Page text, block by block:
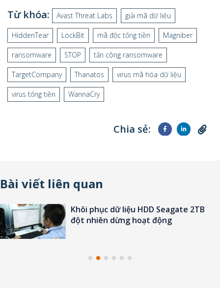
Từ khóa: Avast Threat Labs giải mã dữ liệu
HiddenTear LockBit mã độc tống tiền Magniber
ransomware STOP tấn công ransomware
TargetCompany Thanatos virus mã hóa dữ liệu
virus tống tiền WannaCry
Chia sẻ:
Bài viết liên quan
Khôi phục dữ liệu HDD Seagate 2TB
đột nhiên dừng hoạt động